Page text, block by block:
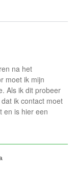
na het
moet ik mijn
Als ik dit probeer
ik contact moet
en is hier een